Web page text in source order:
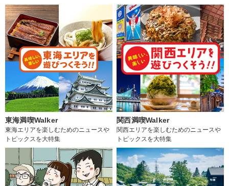
東海満喫Walker
東海エリアを楽しむためのニュースや
トピックスを大特集
関西満喫Walker
関西エリアを楽しむためのニュースや
トピックスを大特集